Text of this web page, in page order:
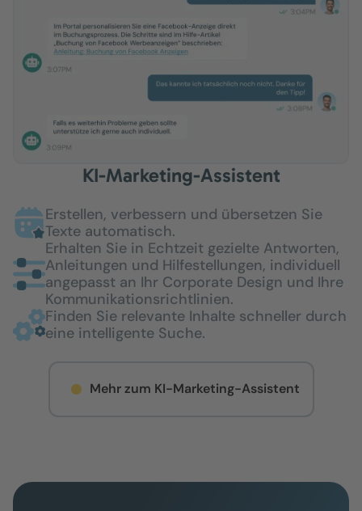
KI-Marketing-Assistent
Erstellen, verbessern und übersetzen Sie
Texte automatisch.
Erhalten Sie in Echtzeit gezielte Antworten,
Anleitungen und Hilfestellungen, individuell
angepasst an Ihr Corporate Design und Ihre
Kommunikationsrichtlinien.
Finden Sie relevante Inhalte schneller durch
eine intelligente Suche.
Mehr zum KI-Marketing-Assistent